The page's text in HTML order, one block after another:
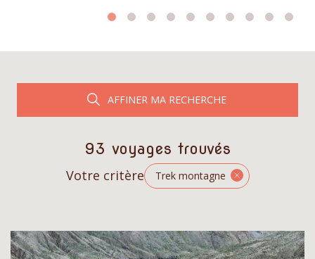
AFFINER MA RECHERCHE
93 voyages trouvés
Votre critère Trek montagne